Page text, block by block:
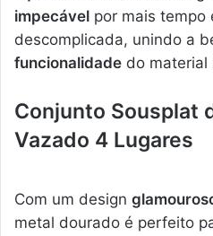
impecável por mais tempo
descomplicada, unindo a
funcionalidade do material
Conjunto Sousplat
Vazado 4 Lugares
Com um design
metal dourado é perfeito